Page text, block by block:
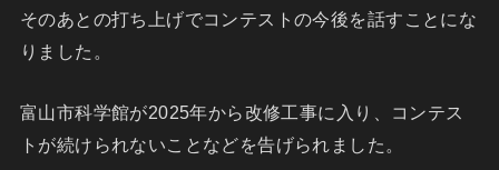
そのあとの打ち上げでコンテストの今後を話すことにな
りました。
富山市科学館が2025年から改修工事に入り、コンテス
トが続けられないことなどを告げられました。